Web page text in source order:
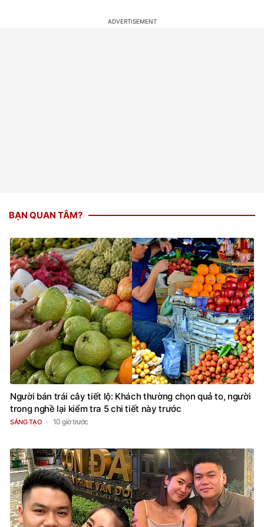
BẠN QUAN TÂM?
Người bán trái cây tiết lộ: Khách thường chọn quả to, người
trong nghề lại kiểm tra 5 chi tiết này trước
SÁNG TẠO 10 giờ trước